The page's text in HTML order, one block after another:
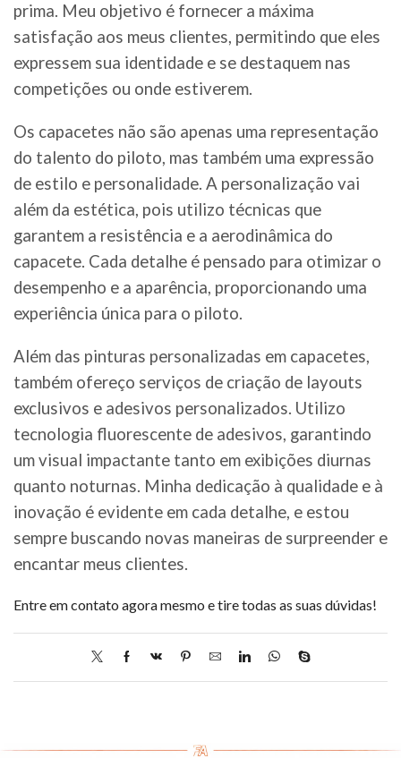
prima. Meu objetivo é fornecer a máxima
satisfação aos meus clientes, permitindo que eles
expressem sua identidade e se destaquem nas
competições ou onde estiverem.
Os capacetes não são apenas uma representação
do talento do piloto, mas também uma expressão
de estilo e personalidade. A personalização vai
além da estética, pois utilizo técnicas que
garantem a resistência e a aerodinâmica do
capacete. Cada detalhe é pensado para otimizar o
desempenho e a aparência, proporcionando uma
experiência única para o piloto.
Além das pinturas personalizadas em capacetes,
também ofereço serviços de criação de layouts
exclusivos e adesivos personalizados. Utilizo
tecnologia fluorescente de adesivos, garantindo
um visual impactante tanto em exibições diurnas
quanto noturnas. Minha dedicação à qualidade e à
inovação é evidente em cada detalhe, e estou
sempre buscando novas maneiras de surpreender e
encantar meus clientes.
Entre em contato agora mesmo e tire todas as suas dúvidas!